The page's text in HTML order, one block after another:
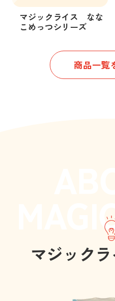
マジックライス なな
こめっつシリーズ
商品一覧
マジック